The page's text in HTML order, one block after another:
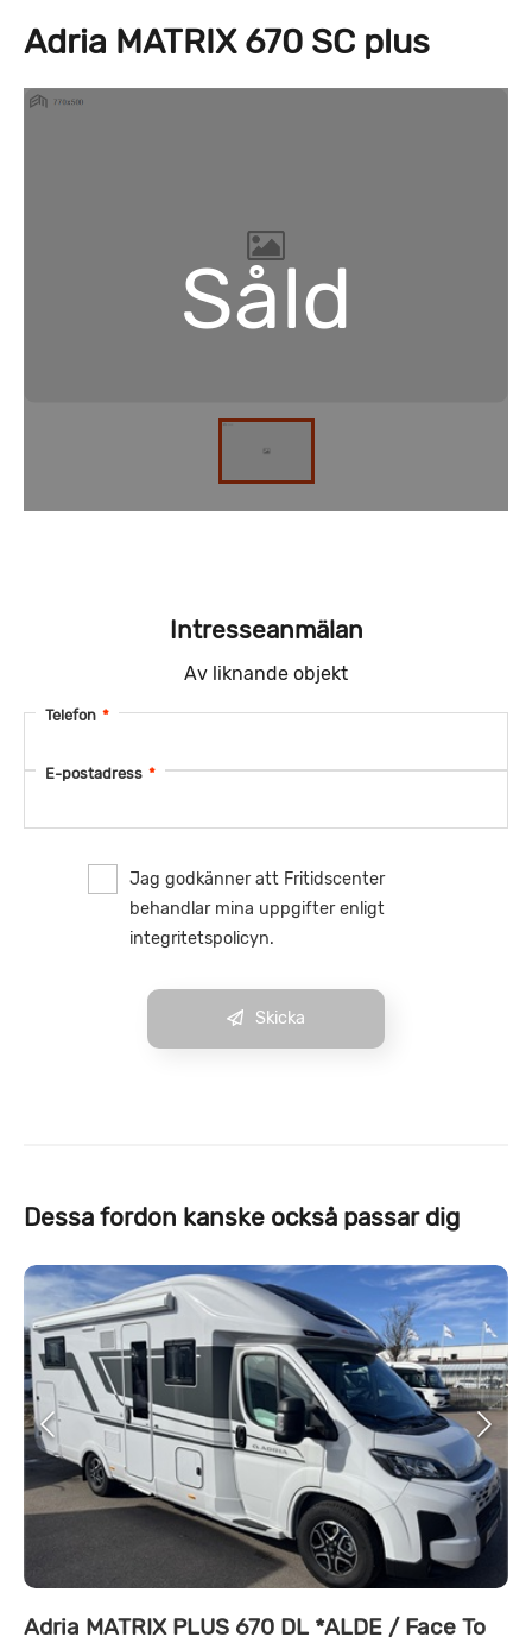
Adria MATRIX 670 SC plus
Såld
Intresseanmälan
Av liknande objekt
Telefon *
E-postadress *
Jag godkänner att Fritidscenter
behandlar mina uppgifter enligt
integritetspolicyn.
Skicka
Dessa fordon kanske också passar dig
Adria MATRIX PLUS 670 DL *ALDE / Face To